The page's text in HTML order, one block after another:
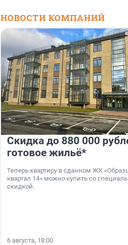
НОВОСТИ КОМПАНИЙ
Скидка до 880 000
готовое жильё*
Теперь квартиру в сданном ЖК
квартал 14» можно купить со
скидкой.
6 августа, 18:00